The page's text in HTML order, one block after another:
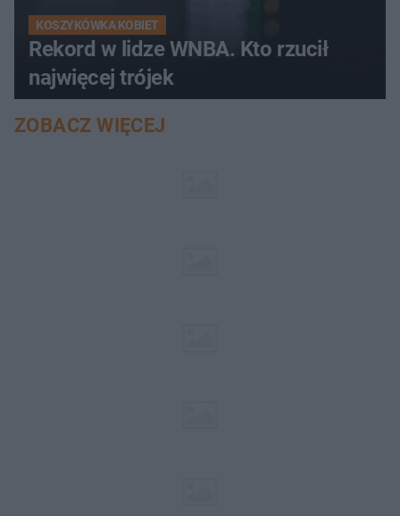
KOSZYKÓWKA KOBIET
Rekord w lidze WNBA. Kto rzucił
najwięcej trójek
ZOBACZ WIĘCEJ